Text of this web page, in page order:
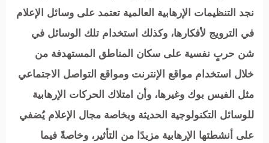
نجد التنظيمات الإرهابية العالمية تعتمد على وسائل الإعلام
في الترويج لأفكارها، وكذلك استخدام تلك الوسائل في
شن حربٍ نفسية على سكان المناطق المستهدفة من
خلال استخدام مواقع الإنترنت ومواقع التواصل الاجتماعي
مثل الفيس بوك وغيرها، وأن امتلاك الحركات الإرهابية
للوسائل التكنولوجية الحديثة وبخاصة مجال الإعلام يُضفي
على أنشطتها الإرهابية مزيدًا من التأثير، وخاصةً فيما